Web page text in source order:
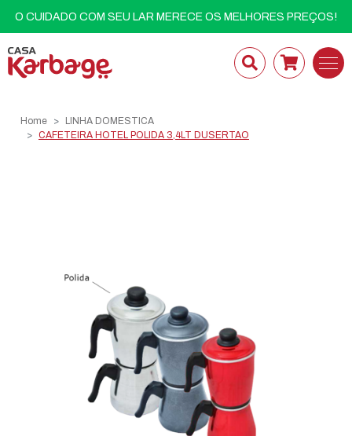
O CUIDADO COM SEU LAR MERECE OS MELHORES PREÇOS!
Home
LINHA DOMESTICA
CAFETEIRA HOTEL POLIDA 3,4LT DUSERTAO